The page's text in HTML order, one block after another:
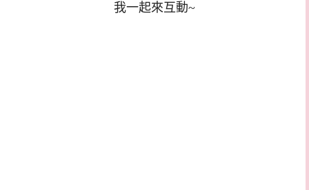
我一起來互動~